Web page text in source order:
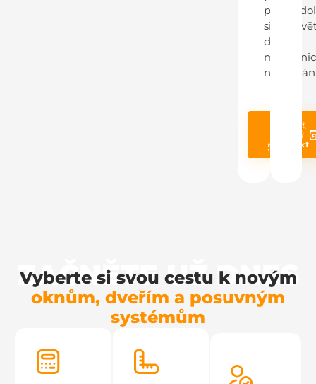
profil
silným
dešti i
Poptat
stejný
produkt
ZAČNĚTE UŽ DNES
Vyberte si svou cestu k novým
oknům, dveřím a posuvným
systémům